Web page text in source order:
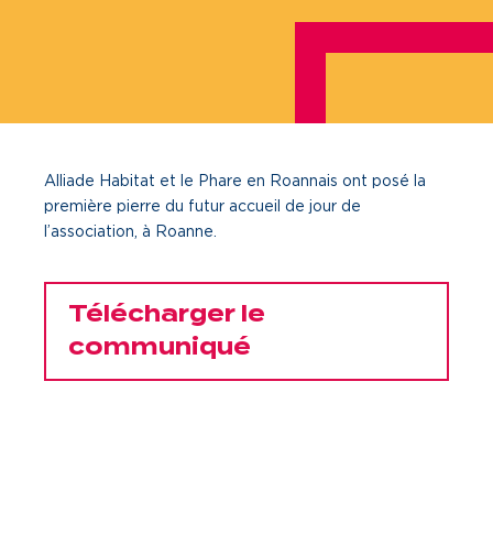
Devenir propriétaire
Services aux habitants
Notre vision
Notre projet d’entreprise
Alliade Habitat et le Phare en Roannais ont posé la
première pierre du futur accueil de jour de
l’association, à Roanne.
Télécharger le
communiqué